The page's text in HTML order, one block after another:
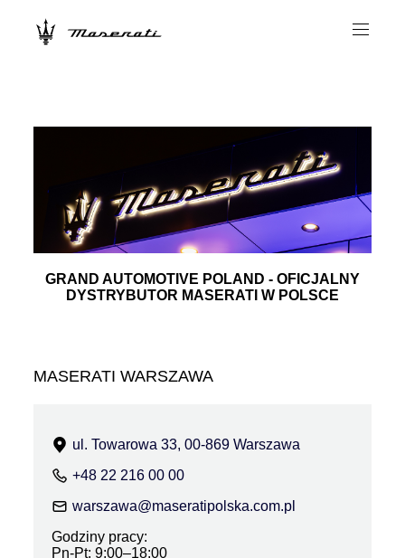
GRAND AUTOMOTIVE POLAND - OFICJALNY
DYSTRYBUTOR MASERATI W POLSCE
MASERATI WARSZAWA
ul. Towarowa 33, 00-869 Warszawa
+48 22 216 00 00
warszawa@maseratipolska.com.pl
Godziny pracy:
Pn-Pt: 9:00–18:00